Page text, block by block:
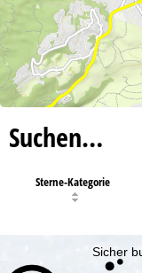
Suchen…
Sterne-Kategorie
Sicher